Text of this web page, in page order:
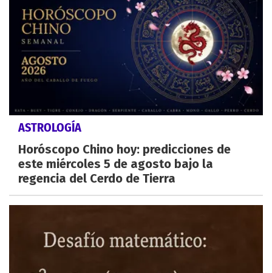
ASTROLOGÍA
Horóscopo Chino hoy: predicciones de
este miércoles 5 de agosto bajo la
regencia del Cerdo de Tierra